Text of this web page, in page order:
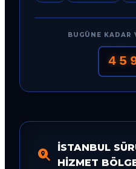
BUGÜNE KADAR
İSTANBUL
HIZMET